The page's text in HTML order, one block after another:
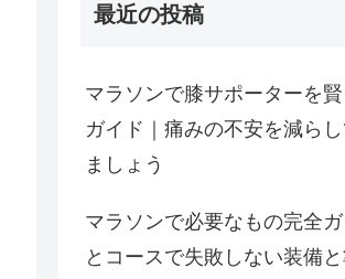
最近の投稿
マラソンで膝サポーターを
ガイド｜痛みの不安を減ら
ましょう
マラソンで必要なもの完全
とコースで失敗しない装備